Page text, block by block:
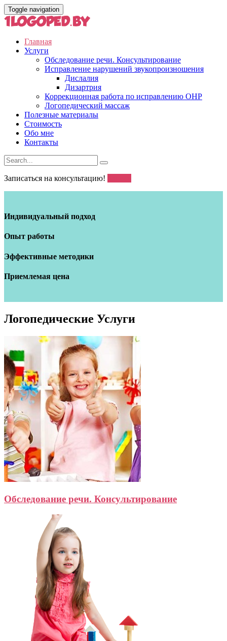
Toggle navigation
Главная
Услуги
Обследование речи. Консультирование
Исправление нарушений звукопроизношения
Дислалия
Дизартрия
Коррекционная работа по исправлению ОНР
Логопедический массаж
Полезные материалы
Стоимость
Обо мне
Контакты
Записаться на консультацию!
Индивидуальный подход
Опыт работы
Эффективные методики
Приемлемая цена
Логопедические Услуги
Обследование речи. Консультирование